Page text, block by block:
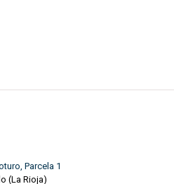
Parcela 1
(La Rioja)